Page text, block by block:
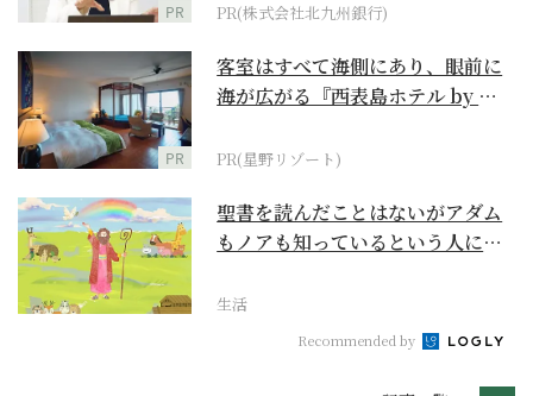
PR PR(株式会社北九州銀行)
PR
客室はすべて海側にあり、眼前に
海が広がる『西表島ホテル by 星
PR(星野リゾート)
聖書を読んだことはないがアダム
もノアも知っているという人に
生活
Recommended by